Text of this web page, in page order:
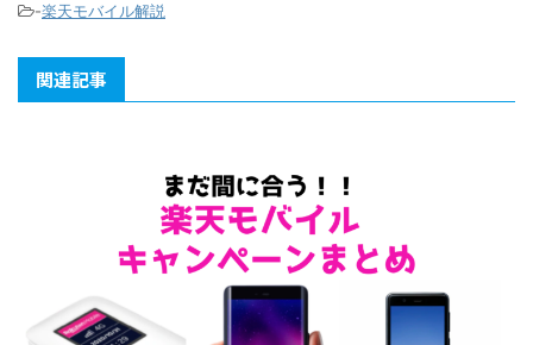
-楽天モバイル解説
関連記事